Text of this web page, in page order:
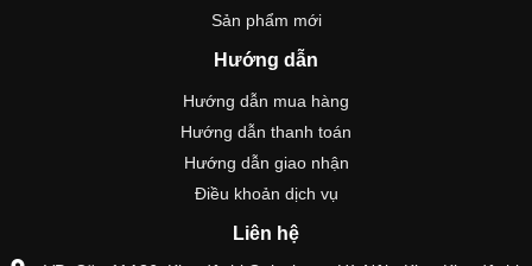
Sản phẩm mới
Hướng dẫn
Hướng dẫn mua hàng
Hướng dẫn thanh toán
Hướng dẫn giao nhận
Điều khoản dịch vụ
Liên hệ